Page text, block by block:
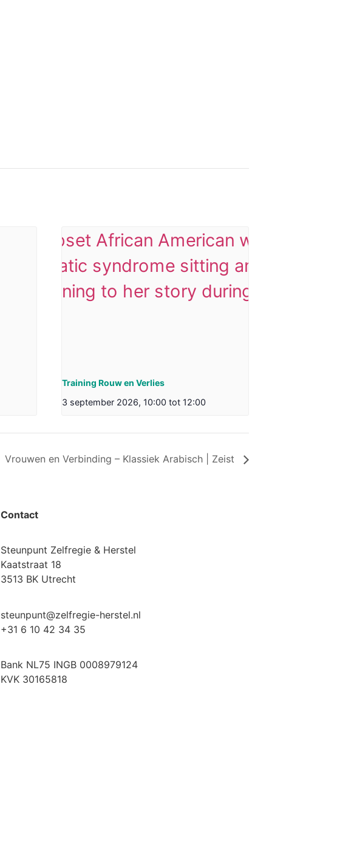
Training Rouw en Verlies
3 september 2026, 10:00 tot 12:00
Vrouwen en Verbinding – Klassiek Arabisch | Zeist
Contact
Steunpunt Zelfregie & Herstel
Kaatstraat 18
3513 BK Utrecht
steunpunt@zelfregie-herstel.nl
+31 6 10 42 34 35
Bank NL75 INGB 0008979124
KVK 30165818